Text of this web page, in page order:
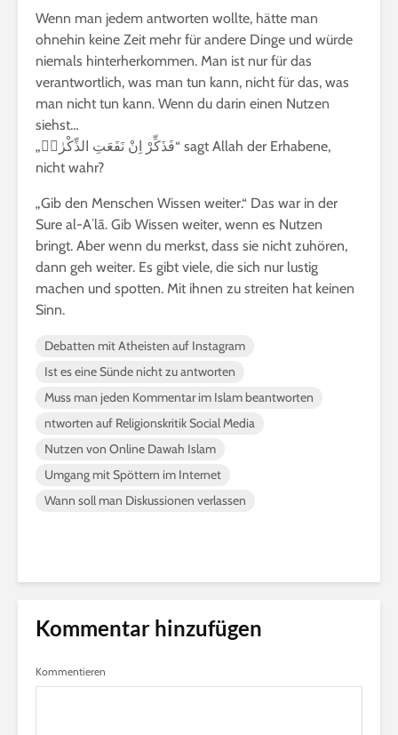
Wenn man jedem antworten wollte, hätte man
ohnehin keine Zeit mehr für andere Dinge und würde
niemals hinterherkommen. Man ist nur für das
verantwortlich, was man tun kann, nicht für das, was
man nicht tun kann. Wenn du darin einen Nutzen
siehst…
„فَذَكِّرْ اِنْ نَفَعَتِ الذِّكْرٰىۜ“ sagt Allah der Erhabene,
nicht wahr?
„Gib den Menschen Wissen weiter.“ Das war in der
Sure al-Aʿlā. Gib Wissen weiter, wenn es Nutzen
bringt. Aber wenn du merkst, dass sie nicht zuhören,
dann geh weiter. Es gibt viele, die sich nur lustig
machen und spotten. Mit ihnen zu streiten hat keinen
Sinn.
Debatten mit Atheisten auf Instagram
Ist es eine Sünde nicht zu antworten
Muss man jeden Kommentar im Islam beantworten
ntworten auf Religionskritik Social Media
Nutzen von Online Dawah Islam
Umgang mit Spöttern im Internet
Wann soll man Diskussionen verlassen
Kommentar hinzufügen
Kommentieren